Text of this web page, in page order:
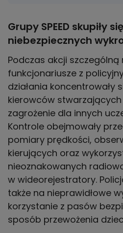
Grupy SPEED skupiły
niebezpiecznych
Podczas akcji
funkcjonariusze z
działania koncentrowały
kierowców stwarzających
zagrożenie dla innych
Kontrole obejmowały
pomiary prędkości,
kierujących oraz
nieoznakowanych
w wideorejestratory.
także na nieprawidłowe
korzystanie z pasów
sposób przewożenia